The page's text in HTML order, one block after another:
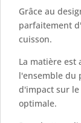
Grâce au
parfaitement
cuisson.
La matière
l'ensemble du
d'impact sur
optimale.